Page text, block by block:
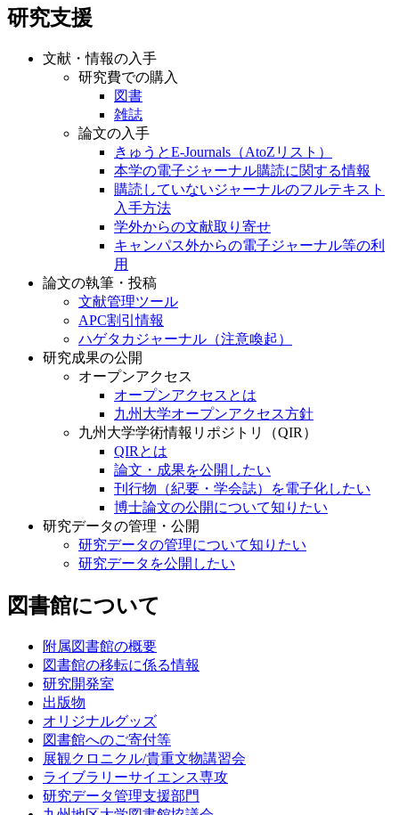
研究支援
文献・情報の入手
研究費での購入
図書
雑誌
論文の入手
きゅうとE-Journals（AtoZリスト）
本学の電子ジャーナル購読に関する情報
購読していないジャーナルのフルテキスト
入手方法
学外からの文献取り寄せ
キャンパス外からの電子ジャーナル等の利
用
論文の執筆・投稿
文献管理ツール
APC割引情報
ハゲタカジャーナル（注意喚起）
研究成果の公開
オープンアクセス
オープンアクセスとは
九州大学オープンアクセス方針
九州大学学術情報リポジトリ（QIR）
QIRとは
論文・成果を公開したい
刊行物（紀要・学会誌）を電子化したい
博士論文の公開について知りたい
研究データの管理・公開
研究データの管理について知りたい
研究データを公開したい
図書館について
附属図書館の概要
図書館の移転に係る情報
研究開発室
出版物
オリジナルグッズ
図書館へのご寄付等
展観クロニクル/貴重文物講習会
ライブラリーサイエンス専攻
研究データ管理支援部門